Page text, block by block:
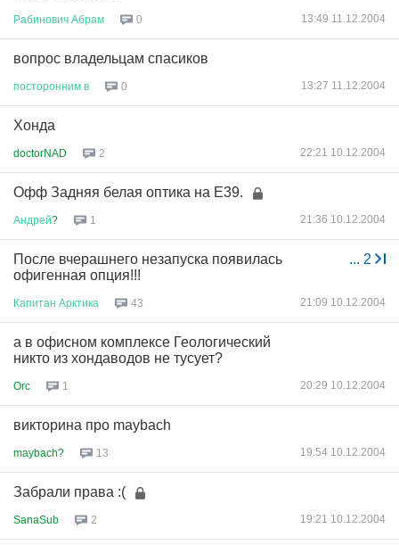
Рабинович Абрам 0 13:49 11.12.2004
вопрос владельцам спасиков
посторонним в 0 13:27 11.12.2004
Хонда
doctorNAD 2 22:21 10.12.2004
Офф Задняя белая оптика на E39.
Андрей? 1 21:36 10.12.2004
... 2
После вчерашнего незапуска появилась
офигенная опция!!!
Капитан Арктика 43 21:09 10.12.2004
а в офисном комплексе Геологический
никто из хондаводов не тусует?
Orc 1 20:29 10.12.2004
викторина про maybach
maybach? 13 19:54 10.12.2004
Забрали права :(
SanaSub 2 19:21 10.12.2004